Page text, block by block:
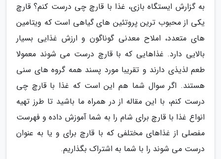
به گزارش ایستگاه بازی، غذا با قارچ چی درست کنم؟ قارچ
یکی از محبوب ترین پروتئین های گیاهی است که ویتامین
های متعدد، املاح معدنی گوناگون و ارزش غذایی بسیار
بالایی دارد. غذاهایی که با قارچ درست می شوند معمولا
طعم لذیذی دارند و تقریبا مورد پسند همه گروه های سنی
هستند. اگر سوال شما هم این است که غذا با قارچ چی
درست کنم، با این مقاله از در همراه ما باشید تا طرز تهیه
انواع غذا با قارچ برای شام را به شما آموزش داده و فهرست
مفصلی از غذاهای مختلفی که با قارچ برای و یا به عنوان
درست می شوند را با شما به اشتراک بگذاریم.